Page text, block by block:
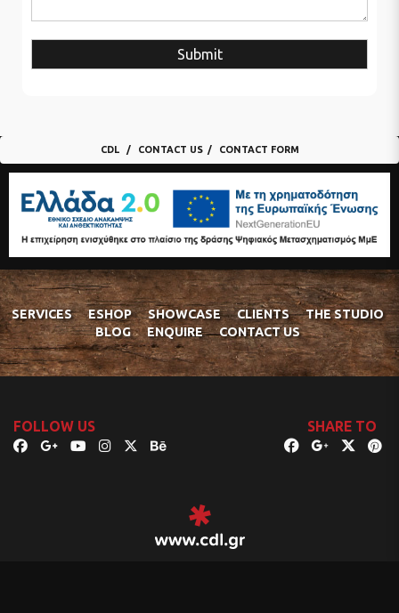
Submit
CDL CONTACT US CONTACT FORM
SERVICES ESHOP SHOWCASE CLIENTS
THE STUDIO
BLOG
ENQUIRE CONTACT US
FOLLOW US SHARE TO